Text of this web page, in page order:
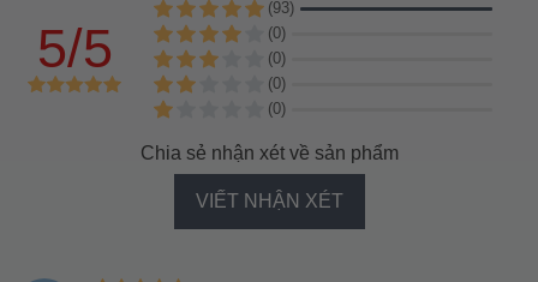
5/5
(93)
(0)
(0)
(0)
(0)
Chia sẻ nhận xét về sản phẩm
VIẾT NHẬN XÉT